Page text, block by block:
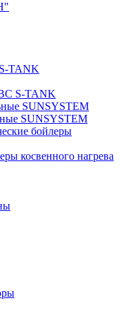
TANK
S-TANK
SUNSYSTEM
SUNSYSTEM
бойлеры
косвенного нагрева